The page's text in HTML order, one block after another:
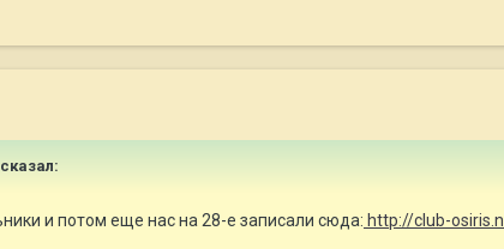
и потом еще нас на 28-е записали сюда: http://club-